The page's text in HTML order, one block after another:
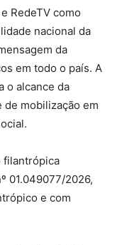
RedeTV como
nacional da
da
em todo o país. A
o alcance da
de mobilização em
filantrópica
01.049077/2026,
e com